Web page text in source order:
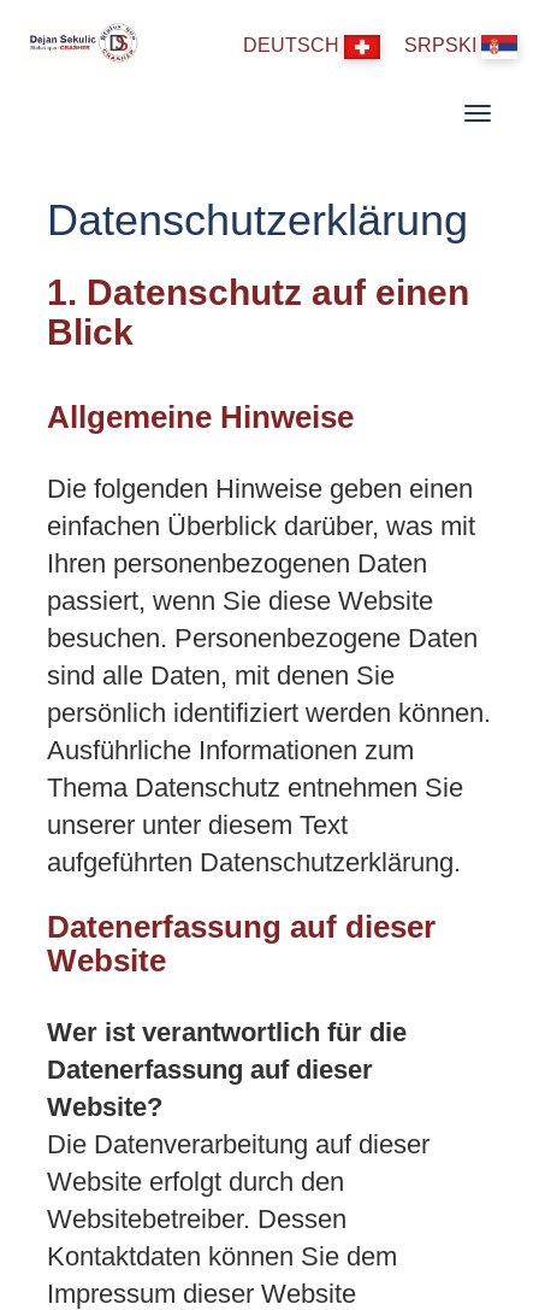
DEUTSCH SRPSKI
Datenschutzerklärung
1. Datenschutz auf einen
Blick
Allgemeine Hinweise
Die folgenden Hinweise geben einen
einfachen Überblick darüber, was mit
Ihren personenbezogenen Daten
passiert, wenn Sie diese Website
besuchen. Personenbezogene Daten
sind alle Daten, mit denen Sie
persönlich identifiziert werden können.
Ausführliche Informationen zum
Thema Datenschutz entnehmen Sie
unserer unter diesem Text
aufgeführten Datenschutzerklärung.
Datenerfassung auf dieser
Website
Wer ist verantwortlich für die
Datenerfassung auf dieser
Website?
Die Datenverarbeitung auf dieser
Website erfolgt durch den
Websitebetreiber. Dessen
Kontaktdaten können Sie dem
Impressum dieser Website